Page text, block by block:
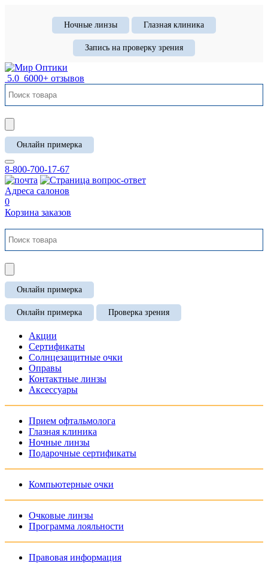
Ночные линзы Глазная клиника
Запись на проверку зрения
5.0 6000+ отзывов
Онлайн примерка
8-800-700-17-67
Адреса салонов
0
Корзина заказов
Онлайн примерка
Онлайн примерка Проверка зрения
Акции
Сертификаты
Солнцезащитные очки
Оправы
Контактные линзы
Аксессуары
Прием офтальмолога
Глазная клиника
Ночные линзы
Подарочные сертификаты
Компьютерные очки
Очковые линзы
Программа лояльности
Правовая информация